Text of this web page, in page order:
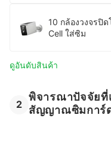
10 กล้องวงจรปิ
Cell ใส่ซิม
ดูอันดับสินค้า
2
พิจารณาปัจจัยที่
สัญญาณซิมการ์